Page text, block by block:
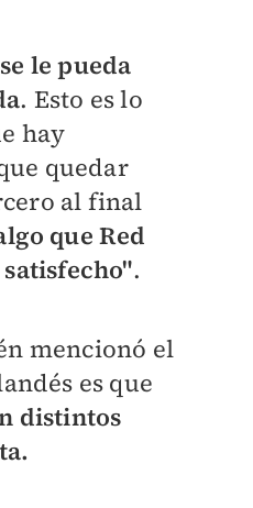
le pueda
. Esto es lo
hay
quedar
al final
que Red
.
mencionó el
es que
distintos